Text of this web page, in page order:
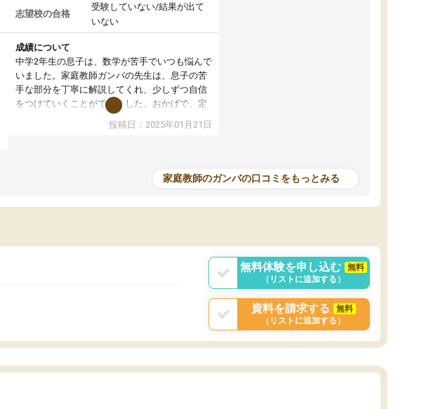
志望校の合格
受験していない/結果が出て
いない
成績について
中学2年生の息子は、数学が苦手でいつも悩んで
いました。家庭教師ガンバの先生は、息子の苦
手な部分を丁寧に解説してくれ、少しずつ自信
をつけていくことができました。おかげで、定
期テストの成績が10点以上アップし、本人もと
投稿日：2025年01月21日
家庭教師のガンバの口コミをもっとみる
無料体験を申し込む
無料
（リストに追加する）
資料を請求する
無料
（リストに追加する）